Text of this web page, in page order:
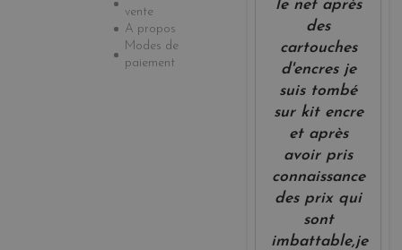
vente
A propos
Modes de
paiement
le net après
des
cartouches
d'encres je
suis tombé
sur kit encre
et après
avoir pris
connaissance
des prix qui
sont
imbattable,je